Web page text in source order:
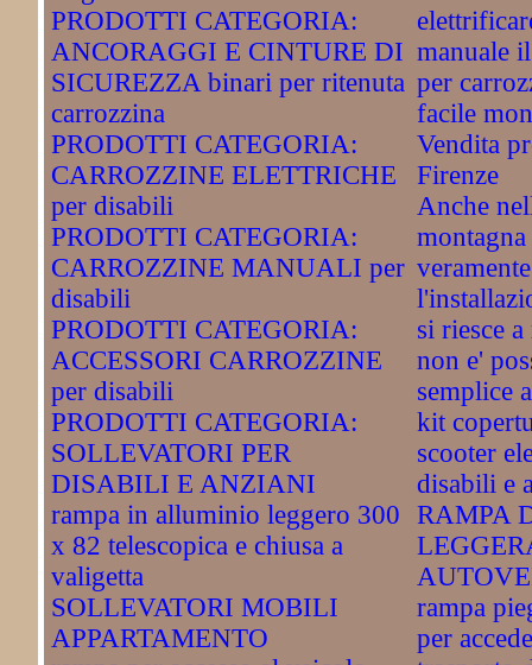
PRODOTTI CATEGORIA:
ANCORAGGI E CINTURE DI
SICUREZZA binari per ritenuta
carrozzina
PRODOTTI CATEGORIA:
CARROZZINE ELETTRICHE
per disabili
PRODOTTI CATEGORIA:
CARROZZINE MANUALI per
disabili
PRODOTTI CATEGORIA:
ACCESSORI CARROZZINE
per disabili
PRODOTTI CATEGORIA:
SOLLEVATORI PER
DISABILI E ANZIANI
rampa in alluminio leggero 300
x 82 telescopica e chiusa a
valigetta
SOLLEVATORI MOBILI
APPARTAMENTO
manuale
per
facile
Vendita
Firenze
Anche
si riesce
non e'
semplice
kit
scooter
disabili e
RAMPA
rampa
per